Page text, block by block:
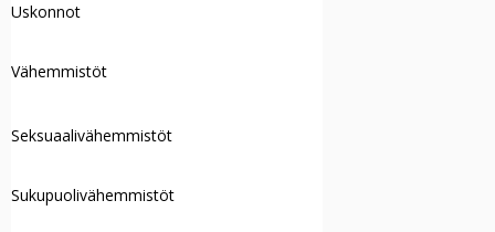
Uskonnot
Vähemmistöt
Seksuaalivähemmistöt
Sukupuolivähemmistöt